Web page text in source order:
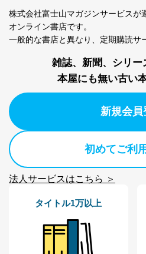
株式会社富士山マガジンサービスが
オンライン書店です。
一般的な書店と異なり、 定期購読サ
雑誌、新聞、シリー
本屋にも無い古い
新規会員
初めてご利
法人サービスはこちら ＞
タイトル1万以上